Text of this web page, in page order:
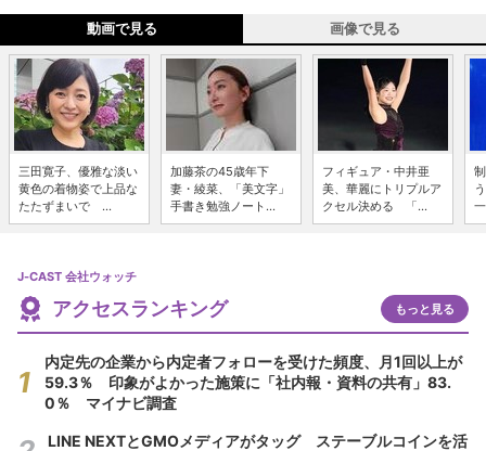
動画で見る 画像で見る
三田寛子、優雅な淡い
黄色の着物姿で上品な
たたずまいで ...
加藤茶の45歳年下
妻・綾菜、「美文字」
手書き勉強ノート...
フィギュア・中井亜
美、華麗にトリプルア
クセル決める 「...
J-CAST 会社ウォッチ
アクセスランキング もっと見る
内定先の企業から内定者フォローを受けた頻度、月1回以上が
59.3％ 印象がよかった施策に「社内報・資料の共有」83.
0％ マイナビ調査
LINE NEXTとGMOメディアがタッグ ステーブルコインを活